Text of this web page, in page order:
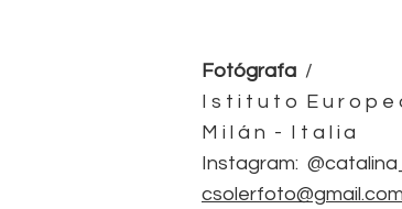
Fotógrafa /
I s t i t u t o E u r o p
M i l á n - I t a l ia
Instagram:
csolerfoto@gmail.com